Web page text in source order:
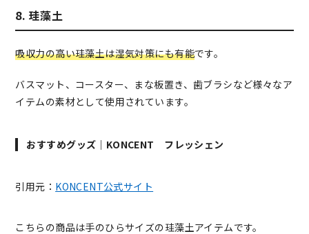
8. 珪藻土
吸収力の高い珪藻土は湿気対策にも有能です。
バスマット、コースター、まな板置き、歯ブラシなど様々なア
イテムの素材として使用されています。
おすすめグッズ｜KONCENT フレッシェン
引用元： KONCENT公式サイト
こちらの商品は手のひらサイズの珪藻土アイテムです。